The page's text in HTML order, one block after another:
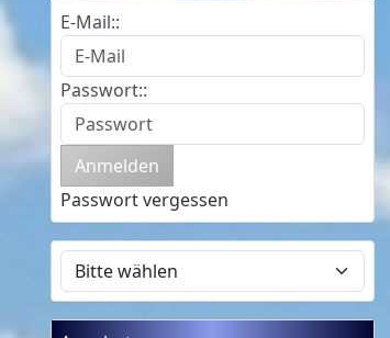
E-Mail::
Passwort::
Passwort vergessen